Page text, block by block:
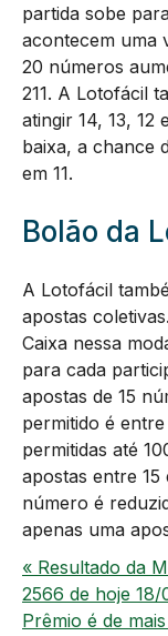
partida sobe
acontecem uma
20 números
211. A Lotofácil
atingir 14, 13, 12
baixa, a chance
em 11.
Bolão da
A Lotofácil
apostas
Caixa nessa
para cada
apostas de 15
permitido é
permitidas até
apostas entre
número é
apenas uma
« Resultado da
2566 de hoje 18/
Prêmio é de